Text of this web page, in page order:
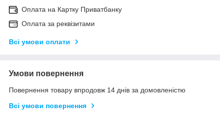
Оплата на Картку Приватбанку
Оплата за реквізитами
Всі умови оплати
Умови повернення
Повернення товару впродовж 14 днів за домовленістю
Всі умови повернення